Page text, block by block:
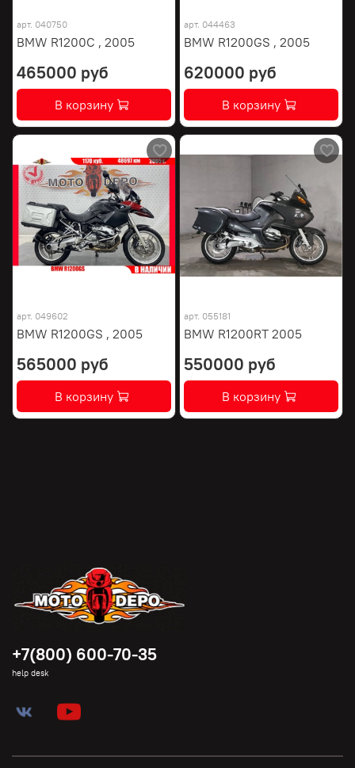
арт. 040750
BMW R1200C , 2005
465000 руб
В корзину
арт. 044463
BMW R1200GS , 2005
620000 руб
В корзину
арт. 049602
BMW R1200GS , 2005
565000 руб
В корзину
арт. 055181
BMW R1200RT 2005
550000 руб
В корзину
+7(800) 600-70-35
help desk